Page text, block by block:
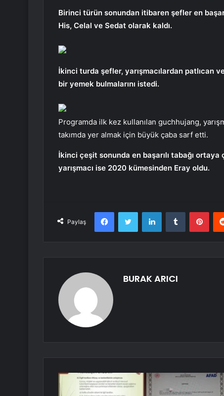
Birinci türün sonundan itibaren şefler en
His, Celal ve Sedat olarak kaldı.
İkinci turda şefler, yarışmacılardan patlıcan
bir yemek bulmalarını istedi.
Programda ilk kez kullanılan guchhujang,
takımda yer almak için büyük çaba sarf etti.
İkinci çeşit sonunda en başarılı tabağı
yarışmacı ise 2020 kümesinden Eray oldu.
Paylaş
FacebookTwitter LinkedInTumblr
BURAK ARICI